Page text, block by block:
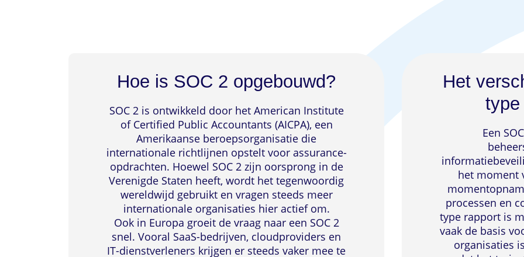
Hoe is SOC 2 opgebouwd?
SOC 2 is ontwikkeld door het American Institute
of Certified Public Accountants (AICPA), een
Amerikaanse beroepsorganisatie die
internationale richtlijnen opstelt voor assurance-
opdrachten. Hoewel SOC 2 zijn oorsprong in de
Verenigde Staten heeft, wordt het tegenwoordig
wereldwijd gebruikt en vragen steeds meer
internationale organisaties hier actief om.
Ook in Europa groeit de vraag naar een SOC 2
snel. Vooral SaaS-bedrijven, cloudproviders en
IT-dienstverleners krijgen er steeds vaker mee te
Het
Een
het moment
processen en
type rapport is
vaak de basis
organisaties